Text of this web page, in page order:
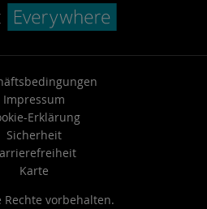
Impressum
Erklärung
Sicherheit
Karte
vorbehalten.